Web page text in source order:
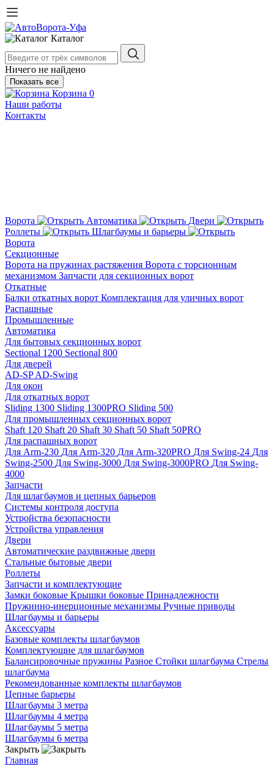
Каталог
Ничего не найдено
Показать все
Корзина 0
Наши работы
Контакты
Ворота Автоматика
Двери
Роллеты
Шлагбаумы и барьеры
Ворота
Секционные
Ворота на пружинах растяжения Ворота с торсионным
механизмом Запчасти для секционных ворот
Откатные
Балки откатных ворот Комплектация для уличных ворот
Распашные
Промышленные
Автоматика
Для бытовых секционных ворот
Sectional 1200 Sectional 800
Для дверей
AD-SPAD-Swing
Для окон
Для откатных ворот
Sliding 1300 Sliding 1300PRO Sliding 500
Для промышленных секционных ворот
Shaft 120 Shaft 20 Shaft 30 Shaft 50 Shaft 50PRO
Для распашных ворот
Для Arm-230 Для Arm-320 Для Arm-320PRO Для Swing-24 Для
Swing-2500 Для Swing-3000 Для Swing-3000PRO Для Swing-
4000
Запчасти
Для шлагбаумов и цепных барьеров
Системы контроля доступа
Устройства безопасности
Устройства управления
Двери
Автоматические раздвижные двери
Стальные бытовые двери
Роллеты
Запчасти и комплектующие
Замки боковые Крышки боковые Принадлежности
Пружинно-инерционные механизмы Ручные приводы
Шлагбаумы и барьеры
Аксессуары
Базовые комплекты шлагбаумов
Комплектующие для шлагбаумов
Балансировочные пружины Разное Стойки шлагбаума Стрелы
шлагбаума
Рекомендованные комплекты шлагбаумов
Цепные барьеры
Шлагбаумы 3 метра
Шлагбаумы 4 метра
Шлагбаумы 5 метра
Шлагбаумы 6 метра
Закрыть
Главная